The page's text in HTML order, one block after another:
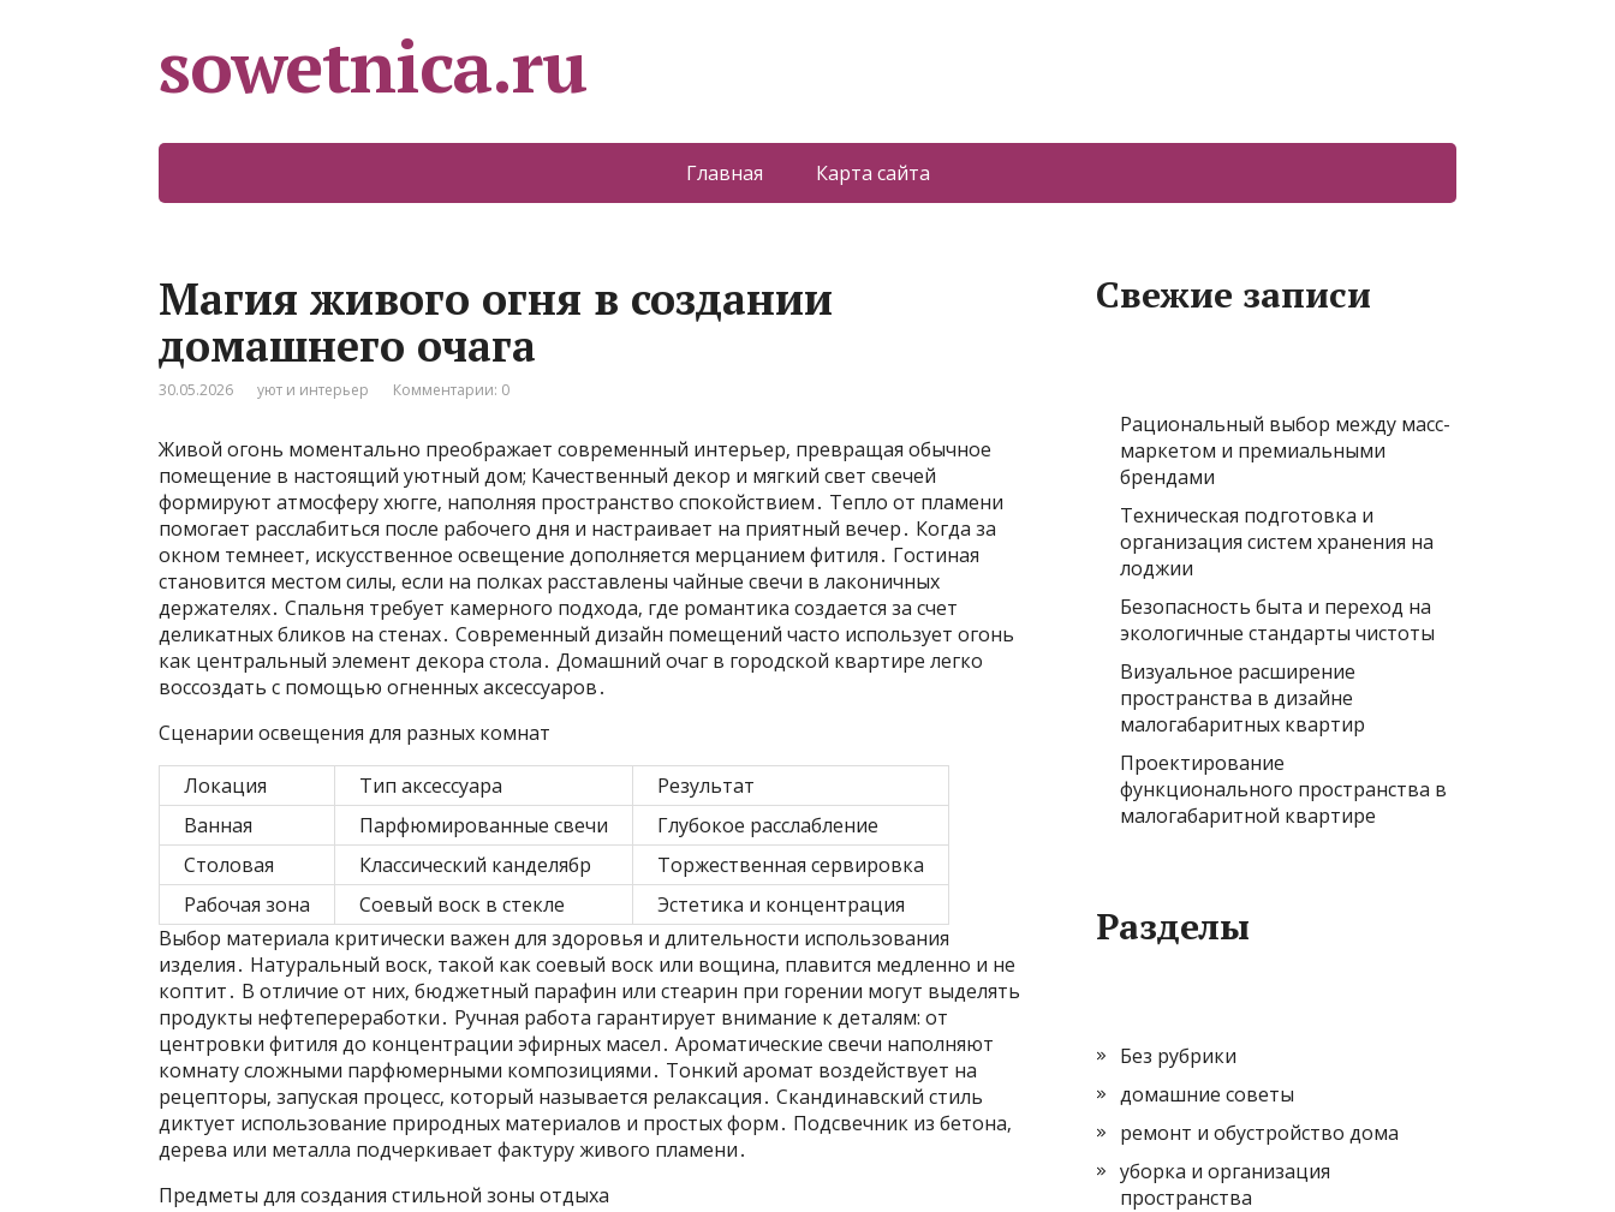
sowetnica.ru
Главная Карта сайта
Магия живого огня в создании
домашнего очага
30.05.2026 уют и интерьер Комментарии: 0
Живой огонь моментально преображает современный интерьер‚ превращая обычное
помещение в настоящий уютный дом; Качественный декор и мягкий свет свечей
формируют атмосферу хюгге‚ наполняя пространство спокойствием․ Тепло от пламени
помогает расслабиться после рабочего дня и настраивает на приятный вечер․ Когда за
окном темнеет‚ искусственное освещение дополняется мерцанием фитиля․ Гостиная
становится местом силы‚ если на полках расставлены чайные свечи в лаконичных
держателях․ Спальня требует камерного подхода‚ где романтика создается за счет
деликатных бликов на стенах․ Современный дизайн помещений часто использует огонь
как центральный элемент декора стола․ Домашний очаг в городской квартире легко
воссоздать с помощью огненных аксессуаров․
Сценарии освещения для разных комнат
Локация
Тип аксессуара
Результат
Ванная
Парфюмированные свечи
Глубокое расслабление
Столовая
Классический канделябр
Торжественная сервировка
Рабочая зона
Соевый воск в стекле
Эстетика и концентрация
Выбор материала критически важен для здоровья и длительности использования
изделия․ Натуральный воск‚ такой как соевый воск или вощина‚ плавится медленно и не
коптит․ В отличие от них‚ бюджетный парафин или стеарин при горении могут выделять
продукты нефтепереработки․ Ручная работа гарантирует внимание к деталям: от
центровки фитиля до концентрации эфирных масел․ Ароматические свечи наполняют
комнату сложными парфюмерными композициями․ Тонкий аромат воздействует на
рецепторы‚ запуская процесс‚ который называется релаксация․ Скандинавский стиль
диктует использование природных материалов и простых форм․ Подсвечник из бетона‚
дерева или металла подчеркивает фактуру живого пламени․
Предметы для создания стильной зоны отдыха
Свежие записи
Рациональный выбор между масс-
маркетом и премиальными
брендами
Техническая подготовка и
организация систем хранения на
лоджии
Безопасность быта и переход на
экологичные стандарты чистоты
Визуальное расширение
пространства в дизайне
малогабаритных квартир
Проектирование
функционального пространства в
малогабаритной квартире
Разделы
Без рубрики
домашние советы
ремонт и обустройство дома
уборка и организация
пространства